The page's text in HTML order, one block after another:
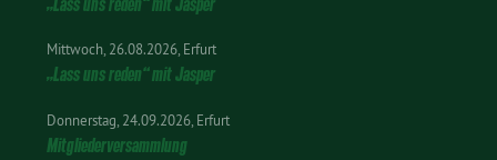
Mittwoch 26.08.2026 Erfurt
„Lass uns reden“ mit Jasper
Donnerstag 24.09.2026 Erfurt
Mitgliederversammlung